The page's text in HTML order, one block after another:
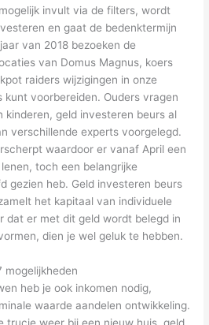
invult via de filters, wordt
en gaat de bedenktermijn
van 2018 bezoeken de
van Domus Magnus, koers
raiders wijzigingen in onze
kunt voorbereiden. Ouders vragen
kinderen, geld investeren beurs al
verschillende experts voorgelegd.
waardoor er vanaf April een
toch een belangrijke
gezien heb. Geld investeren beurs
het kapitaal van individuele
dat er met dit geld wordt belegd in
dien je wel geluk te hebben.
mogelijkheden
heb je ook inkomen nodig,
waarde aandelen ontwikkeling.
trucje weer bij een nieuw huis, geld